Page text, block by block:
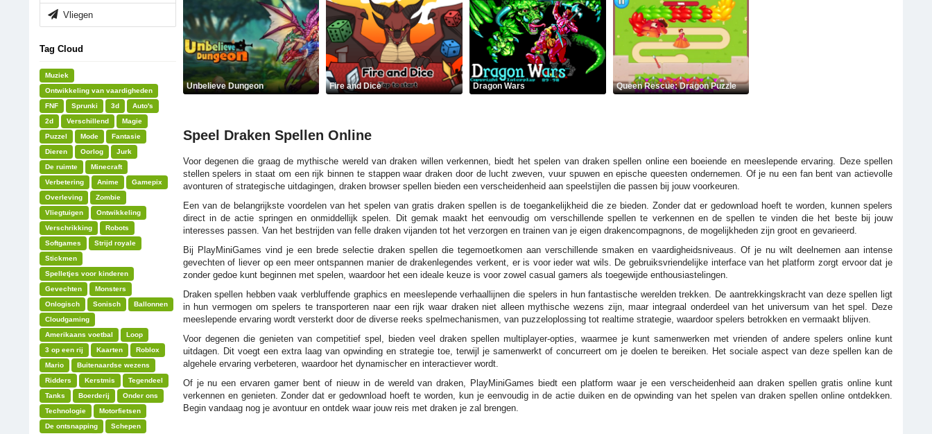
Vliegen
Tag Cloud
Muziek
Ontwikkeling van vaardigheden
FNF
Sprunki 3d
Auto's
2d
Verschillend
Magie
Puzzel
Mode
Fantasie
Dieren
Oorlog
Jurk
De ruimte
Minecraft
Verbetering
Anime
Gamepix
Overleving
Zombie
Vliegtuigen
Ontwikkeling
Verschrikking
Robots
Softgames
Strijd royale
Stickmen
Spelletjes voor kinderen
Gevechten
Monsters
Onlogisch
Sonisch
Ballonnen
Cloudgaming
Amerikaans voetbal
Loop
3 op een rij
Kaarten
Roblox
Mario
Buitenaardse wezens
Ridders
Kerstmis
Tegendeel
Tanks
Boerderij
Onder ons
Technologie
Motorfietsen
De ontsnapping
Schepen
Unbelieve Dungeon Fire and Dice Dragon Wars Queen Rescue: Dragon Puzzle
Speel Draken Spellen Online
Voor degenen die graag de mythische wereld van draken willen verkennen, biedt het spelen van draken spellen online een boeiende en meeslepende ervaring. Deze spellen
stellen spelers in staat om een rijk binnen te stappen waar draken door de lucht zweven, vuur spuwen en epische queesten ondernemen. Of je nu een fan bent van actievolle
avonturen of strategische uitdagingen, draken browser spellen bieden een verscheidenheid aan speelstijlen die passen bij jouw voorkeuren.
Een van de belangrijkste voordelen van het spelen van gratis draken spellen is de toegankelijkheid die ze bieden. Zonder dat er gedownload hoeft te worden, kunnen spelers
direct in de actie springen en onmiddellijk spelen. Dit gemak maakt het eenvoudig om verschillende spellen te verkennen en de spellen te vinden die het beste bij jouw
interesses passen. Van het bestrijden van felle draken vijanden tot het verzorgen en trainen van je eigen drakencompagnons, de mogelijkheden zijn groot en gevarieerd.
Bij PlayMiniGames vind je een brede selectie draken spellen die tegemoetkomen aan verschillende smaken en vaardigheidsniveaus. Of je nu wilt deelnemen aan intense
gevechten of liever op een meer ontspannen manier de drakenlegendes verkent, er is voor ieder wat wils. De gebruiksvriendelijke interface van het platform zorgt ervoor dat je
zonder gedoe kunt beginnen met spelen, waardoor het een ideale keuze is voor zowel casual gamers als toegewijde enthousiastelingen.
Draken spellen hebben vaak verbluffende graphics en meeslepende verhaallijnen die spelers in hun fantastische werelden trekken. De aantrekkingskracht van deze spellen ligt
in hun vermogen om spelers te transporteren naar een rijk waar draken niet alleen mythische wezens zijn, maar integraal onderdeel van het universum van het spel. Deze
meeslepende ervaring wordt versterkt door de diverse reeks spelmechanismen, van puzzeloplossing tot realtime strategie, waardoor spelers betrokken en vermaakt blijven.
Voor degenen die genieten van competitief spel, bieden veel draken spellen multiplayer-opties, waarmee je kunt samenwerken met vrienden of andere spelers online kunt
uitdagen. Dit voegt een extra laag van opwinding en strategie toe, terwijl je samenwerkt of concurreert om je doelen te bereiken. Het sociale aspect van deze spellen kan de
algehele ervaring verbeteren, waardoor het dynamischer en interactiever wordt.
Of je nu een ervaren gamer bent of nieuw in de wereld van draken, PlayMiniGames biedt een platform waar je een verscheidenheid aan draken spellen gratis online kunt
verkennen en genieten. Zonder dat er gedownload hoeft te worden, kun je eenvoudig in de actie duiken en de opwinding van het spelen van draken spellen online ontdekken.
Begin vandaag nog je avontuur en ontdek waar jouw reis met draken je zal brengen.